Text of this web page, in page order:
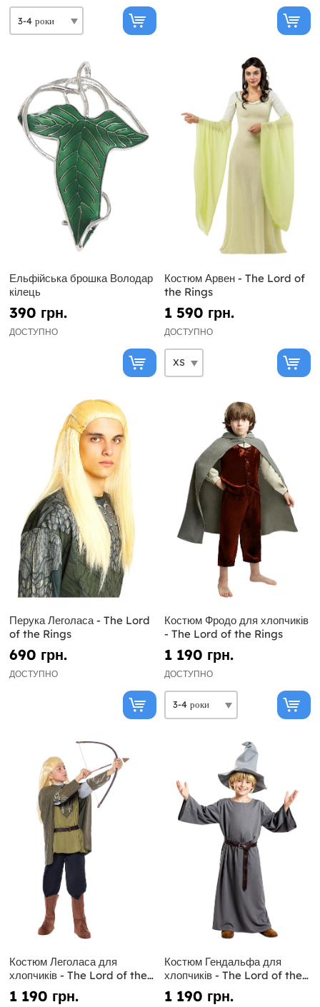
Ельфійська брошка Володар
кілець
390 грн.
ДОСТУПНО
Костюм Арвен - The Lord of
the Rings
1 590 грн.
ДОСТУПНО
Перука Леголаса - The Lord
of the Rings
690 грн.
ДОСТУПНО
Костюм Фродо для хлопчиків
- The Lord of the Rings
1 190 грн.
ДОСТУПНО
Костюм Леголаса для
хлопчиків - The Lord of the
Rings
1 190 грн.
Костюм Гендальфа для
хлопчиків - The Lord of the
Rings
1 190 грн.